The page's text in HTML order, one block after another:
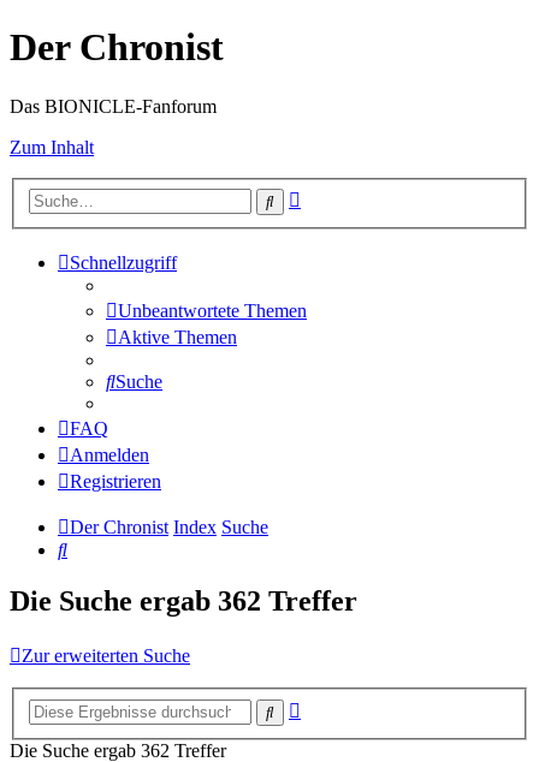
Der Chronist
Das BIONICLE-Fanforum
Zum Inhalt
Suche
Schnellzugriff
Unbeantwortete Themen
Aktive Themen
Suche
FAQ
Anmelden
Registrieren
Der Chronist Index Suche
Suche
Die Suche ergab 362 Treffer
Zur erweiterten Suche
Suche
Die Suche ergab 362 Treffer